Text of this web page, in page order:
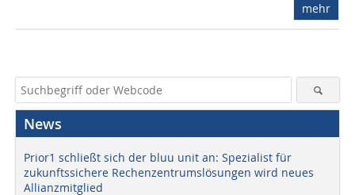
mehr
News
Prior1 schließt sich der bluu unit an: Spezialist für
zukunftssichere Rechenzentrumslösungen wird neues
Allianzmitglied